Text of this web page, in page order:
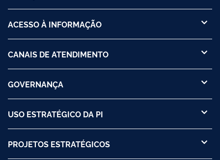
ACESSO À INFORMAÇÃO
CANAIS DE ATENDIMENTO
GOVERNANÇA
USO ESTRATÉGICO DA PI
PROJETOS ESTRATÉGICOS